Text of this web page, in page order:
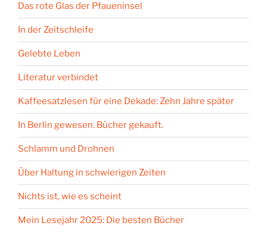
Das rote Glas der Pfaueninsel
In der Zeitschleife
Gelebte Leben
Literatur verbindet
Kaffeesatzlesen für eine Dekade: Zehn Jahre später
In Berlin gewesen. Bücher gekauft.
Schlamm und Drohnen
Über Haltung in schwierigen Zeiten
Nichts ist, wie es scheint
Mein Lesejahr 2025: Die besten Bücher